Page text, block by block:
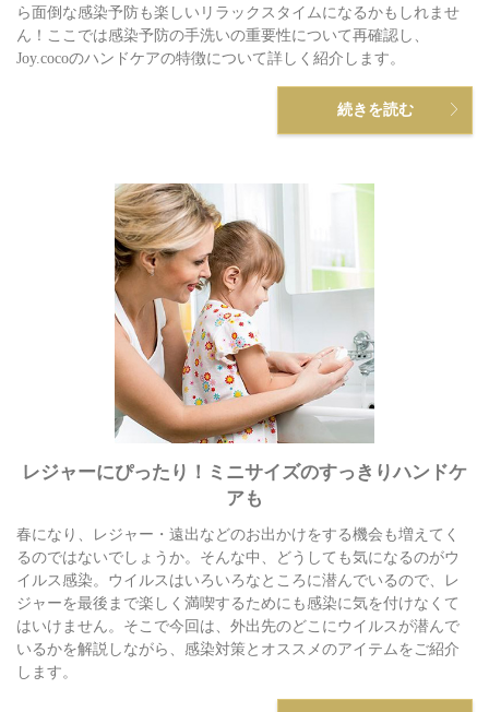
ら面倒な感染予防も楽しいリラックスタイムになるかもしれませ
ん！ここでは感染予防の手洗いの重要性について再確認し、
Joy.cocoのハンドケアの特徴について詳しく紹介します。
続きを読む
レジャーにぴったり！ミニサイズのすっきりハンドケ
アも
春になり、レジャー・遠出などのお出かけをする機会も増えてく
るのではないでしょうか。そんな中、どうしても気になるのがウ
イルス感染。ウイルスはいろいろなところに潜んでいるので、レ
ジャーを最後まで楽しく満喫するためにも感染に気を付けなくて
はいけません。そこで今回は、外出先のどこにウイルスが潜んで
いるかを解説しながら、感染対策とオススメのアイテムをご紹介
します。